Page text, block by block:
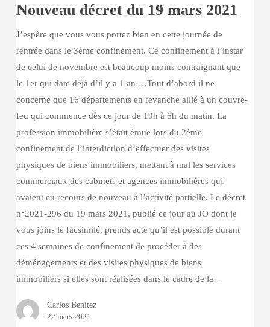
19
mars
2021
Nouveau décret du 19 mars 2021
J’espère que vous vous portez bien en cette journée de
rentrée dans le 3ème confinement. Ce confinement à l’instar
de celui de novembre est beaucoup moins contraignant que
le 1er qui date déjà d’il y a 1 an….Tout d’abord il ne
concerne que 16 départements en revanche allié à un couvre-
feu qui commence dès ce jour de 19h à 6h du matin. La
profession immobilière s’était émue lors du 2ème
confinement de l’interdiction d’effectuer des visites
physiques de biens immobiliers, mettant à mal les services
commerciaux des cabinets et agences immobilières qui
avaient eu recours de nouveau à l’activité partielle. Le décret
n°2021-296 du 19 mars 2021, publié ce jour au JO dont je
vous joins le facsimilé, prends acte qu’il est possible durant
ces 4 semaines de confinement de procéder à des
déménagements et des visites physiques de biens
immobiliers si elles sont réalisées dans le cadre de la…
Carlos Benitez
22 mars 2021